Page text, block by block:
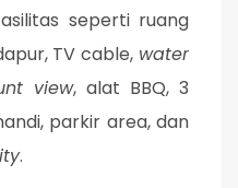
seperti ruang
TV cable, water
view, alat BBQ, 3
parkir area, dan
.